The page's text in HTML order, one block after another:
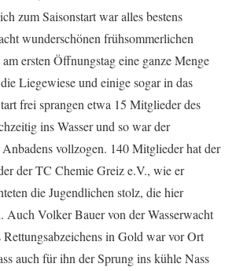
zum Saisonstart war alles bestens
wunderschönen frühsommerlichen
ersten Öffnungstag eine ganze Menge
Liegewiese und einige sogar in das
frei sprangen etwa 15 Mitglieder des
ins Wasser und so war der
vollzogen. 140 Mitglieder hat der
der TC Chemie Greiz e.V., wie er
die Jugendlichen stolz, die hier
Auch Volker Bauer von der Wasserwacht
in Gold war vor Ort
auch für ihn der Sprung ins kühle Nass